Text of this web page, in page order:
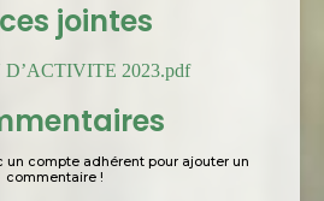
jointes
2023.pdf
un compte adhérent pour ajouter un
commentaire !